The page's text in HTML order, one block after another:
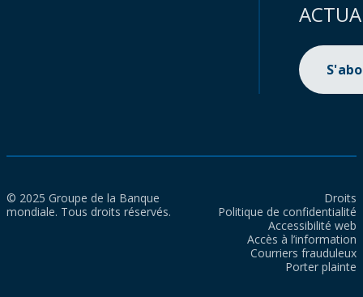
© 2025 Groupe de la Banque
mondiale. Tous droits réservés.
Droits
Politique de confidentialité
Accessibilité web
Accès à l’information
Courriers frauduleux
Porter plainte